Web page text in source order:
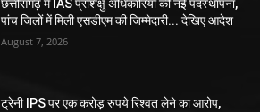
छत्तीसगढ़ में IAS प्रशिक्षु अधिकारियों की नई पदस्थापना,
पांच जिलों में मिली एसडीएम की जिम्मेदारी... देखिए आदेश
August 7, 2026
ट्रेनी IPS पर एक करोड़ रुपये रिश्वत लेने का आरोप,